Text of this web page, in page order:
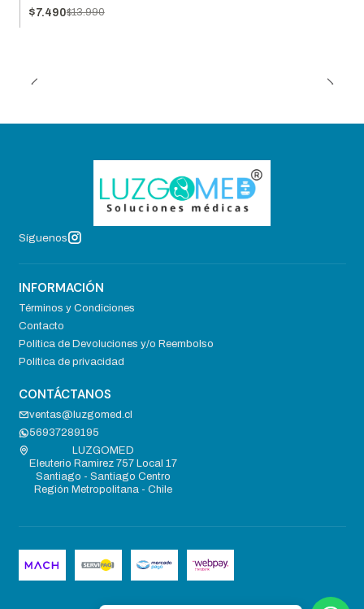
$7.490$13.990
Síguenos
INFORMACIÓN
Términos y Condiciones
Contacto
Política de Devoluciones y/o Reembolso
Política de privacidad
CONTÁCTANOS
ventas@luzgomed.cl
56937289195
LUZGOMED
Eleuterio Ramirez 757 Local 17
Santiago - Santiago Centro
Región Metropolitana - Chile